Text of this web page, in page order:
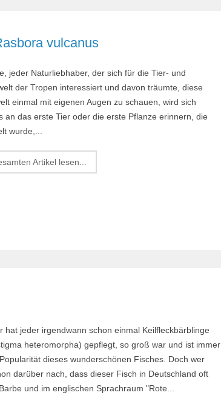
vulcanus
jeder Naturliebhaber, der sich für die Tier- und
der Tropen interessiert und davon träumte, diese
einmal mit eigenen Augen zu schauen, wird sich
an das erste Tier oder die erste Pflanze erinnern, die
wurde,...
Artikel lesen...
hat jeder irgendwann schon einmal Keilfleckbärblinge
heteromorpha) gepflegt, so groß war und ist immer
dieses wunderschönen Fisches. Doch wer
darüber nach, dass dieser Fisch in Deutschland oft
und im englischen Sprachraum "Rote...